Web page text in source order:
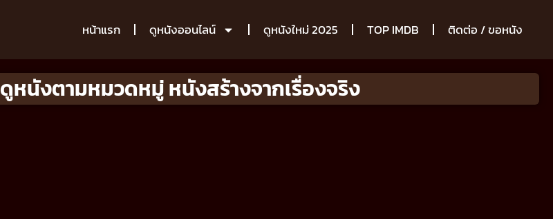
หน้าแรก ดูหนังออนไลน์ ดูหนังใหม่ 2025 TOP IMDB ติดต่อ / ขอหนัง
ดูหนังตามหมวดหมู่ หนังสร้างจากเรื่องจริง